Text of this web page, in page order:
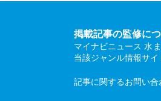
掲載記事の監修に
マイナビニュース 水
当該ジャンル情報サイ
記事に関するお問い合